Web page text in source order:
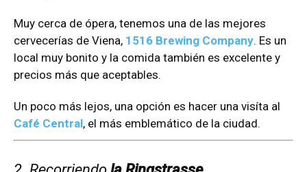
Muy cerca de ópera, tenemos una de las mejores
cervecerías de Viena, 1516 Brewing Company. Es un
local muy bonito y la comida también es excelente y
precios más que aceptables.
Un poco más lejos, una opción es hacer una visíta al
Café Central, el más emblemático de la ciudad.